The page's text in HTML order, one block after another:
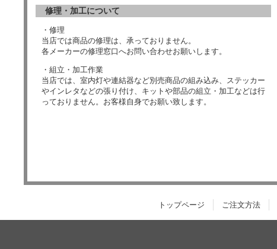
修理・加工について
・修理
当店では商品の修理は、承っておりません。
各メーカーの修理窓口へお問い合わせお願いします。
・組立・加工作業
当店では、室内灯や連結器など別売商品の組み込み、ステッカー
やインレタなどの張り付け、キットや部品の組立・加工などは行
っておりません。お客様自身でお願い致します。
トップページ ご注文方法